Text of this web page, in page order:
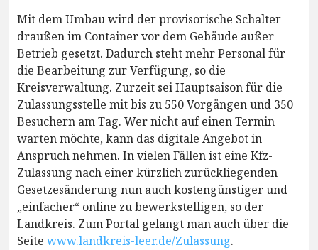
Mit dem Umbau wird der provisorische Schalter
draußen im Container vor dem Gebäude außer
Betrieb gesetzt. Dadurch steht mehr Personal für
die Bearbeitung zur Verfügung, so die
Kreisverwaltung. Zurzeit sei Hauptsaison für die
Zulassungsstelle mit bis zu 550 Vorgängen und 350
Besuchern am Tag. Wer nicht auf einen Termin
warten möchte, kann das digitale Angebot in
Anspruch nehmen. In vielen Fällen ist eine Kfz-
Zulassung nach einer kürzlich zurückliegenden
Gesetzesänderung nun auch kostengünstiger und
„einfacher“ online zu bewerkstelligen, so der
Landkreis. Zum Portal gelangt man auch über die
Seite www.landkreis-leer.de/Zulassung.